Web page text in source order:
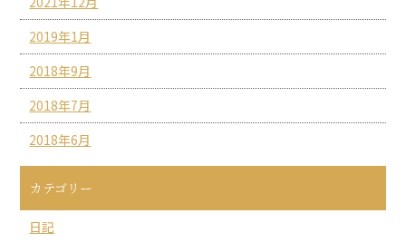
2019年1月
2018年9月
2018年7月
2018年6月
カテゴリー
日記